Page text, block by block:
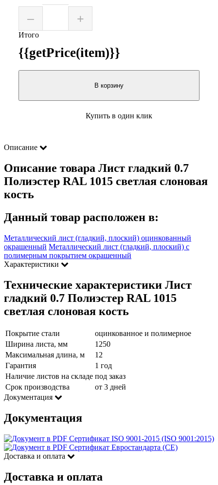
– +
Итого
{{getPrice(item)}}
В корзину
Купить в один клик
Описание
Описание товара Лист гладкий 0.7
Полиэстер RAL 1015 светлая слоновая
кость
Данный товар расположен в:
Металлический лист (гладкий, плоский) оцинкованный
окрашенный Металлический лист (гладкий, плоский) с
полимерным покрытием окрашенный
Характеристики
Технические характеристики Лист
гладкий 0.7 Полиэстер RAL 1015
светлая слоновая кость
Покрытие стали
оцинкованное и полимерное
Ширина листа, мм
1250
Максимальная длина, м
12
Гарантия
1 год
Наличие листов на складе под заказ
Срок производства
от 3 дней
Документация
Документация
Сертификат ISO 9001-2015 (ISO 9001:2015)
Сертификат Евростандарта (CE)
Доставка и оплата
Доставка и оплата